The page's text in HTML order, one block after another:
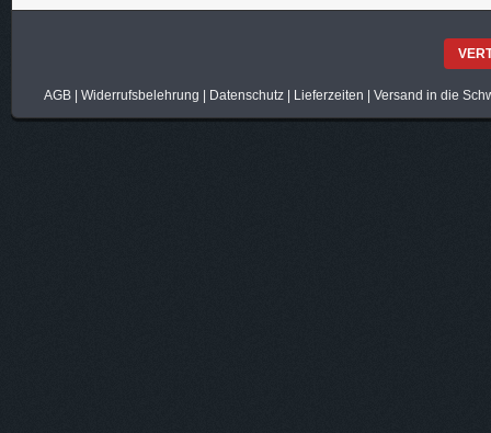
AGB| Widerrufsbelehrung Datenschutz| Lieferzeiten Versand in die